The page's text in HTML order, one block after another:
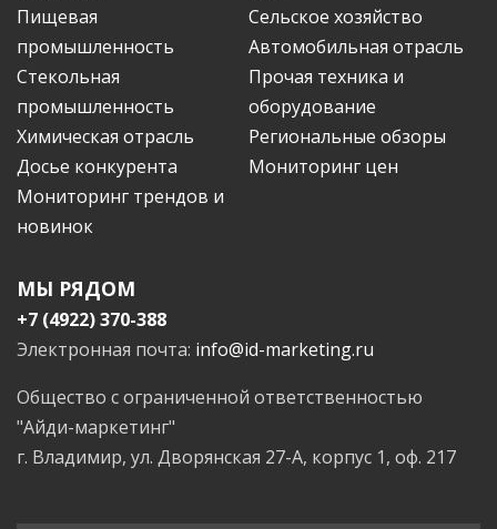
Пищевая
промышленность
Сельское хозяйство
Автомобильная отрасль
Стекольная
промышленность
Прочая техника и
оборудование
Химическая отрасль
Региональные обзоры
Досье конкурента
Мониторинг цен
Мониторинг трендов и
новинок
МЫ РЯДОМ
+7 (4922) 370-388
Электронная почта: info@id-marketing.ru
Общество с ограниченной ответственностью
"Айди-маркетинг"
г. Владимир, ул. Дворянская 27-А, корпус 1, оф. 217